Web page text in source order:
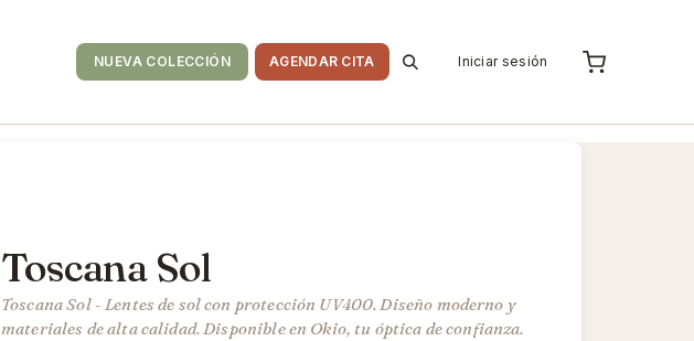
NUEVA COLECCIÓN AGENDAR CITA Iniciar sesión
Toscana Sol
Toscana Sol - Lentes de sol con protección UV400. Diseño moderno y
materiales de alta calidad. Disponible en Okio, tu óptica de confianza.